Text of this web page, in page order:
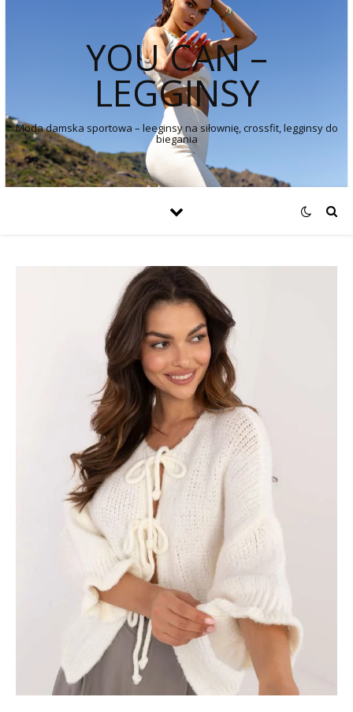
YOU CAN –
LEGGINSY
Moda damska sportowa – leeginsy na siłownię, crossfit, legginsy do
biegania